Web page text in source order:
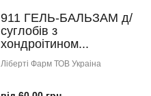
911 ГЕЛЬ-БАЛЬЗАМ д/
суглобів з
хондроітином...
Ліберті Фарм ТОВ Украіна